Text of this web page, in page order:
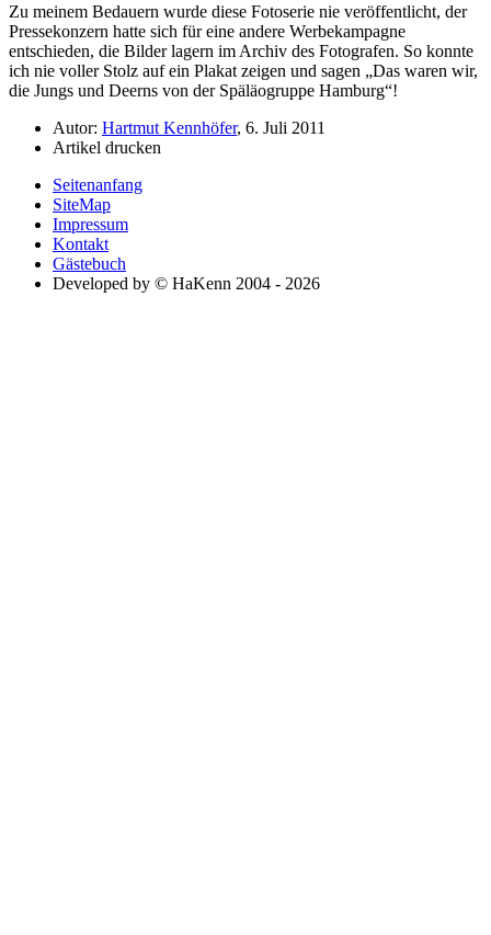
Zu meinem Bedauern wurde diese Fotoserie nie veröffentlicht, der
Pressekonzern hatte sich für eine andere Werbekampagne
entschieden, die Bilder lagern im Archiv des Fotografen. So konnte
ich nie voller Stolz auf ein Plakat zeigen und sagen
Das waren wir,
die Jungs und Deerns von der Späläogruppe Hamburg !
Autor: Hartmut Kennhöfer, 6. Juli 2011
Artikel drucken
Seitenanfang
SiteMap
Impressum
Kontakt
Gästebuch
Developed by © HaKenn 2004 - 2026